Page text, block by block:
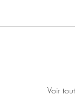
Voir tout